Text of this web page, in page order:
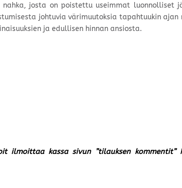
josta on poistettu useimmat luonnolliset
johtuvia värimuutoksia tapahtuukin ajan
ja edullisen hinnan ansiosta.
kassa sivun ”tilauksen kommentit”